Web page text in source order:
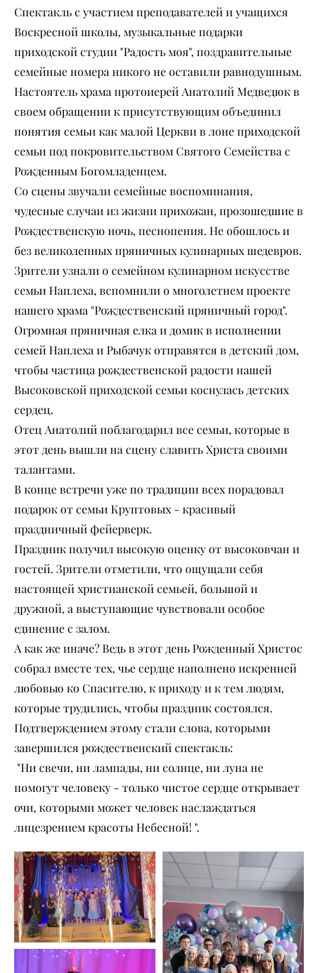
Спектакль с участием преподавателей и учащихся
Воскресной школы, музыкальные подарки
приходской студии "Радость моя", поздравительные
семейные номера никого не оставили равнодушным.
Настоятель храма протоиерей Анатолий Медведюк в
своем обращении к присутствующим объединил
понятия семьи как малой Церкви в лоне приходской
семьи под покровительством Святого Семейства с
Рожденным Богомладенцем.
Со сцены звучали семейные воспоминания,
чудесные случаи из жизни прихожан, прозошедшие в
Рождественскую ночь, песнопения. Не обошлось и
без великолепных пряничных кулинарных шедевров.
Зрители узнали о семейном кулинарном искусстве
семьи Наплеха, вспомнили о многолетнем проекте
нашего храма "Рождественский пряничный город".
Огромная пряничная елка и домик в исполнении
семей Наплеха и Рыбачук отправятся в детский дом,
чтобы частица рождественской радости нашей
Высоковской приходской семьи коснулась детских
сердец.
Отец Анатолий поблагодарил все семьи, которые в
этот день вышли на сцену славить Христа своими
талантами.
В конце встречи уже по традиции всех порадовал
подарок от семьи Круптовых - красивый
праздничный фейерверк.
Праздник получил высокую оценку от высоковчан и
гостей. Зрители отметили, что ощущали себя
настоящей христианской семьей, большой и
дружной, а выступающие чувствовали особое
единение с залом.
А как же иначе? Ведь в этот день Рожденный Христос
собрал вместе тех, чье сердце наполнено искренней
любовью ко Спасителю, к приходу и к тем людям,
которые трудились, чтобы праздник состоялся.
Подтверждением этому стали слова, которыми
завершился рождественский спектакль:
"Ни свечи, ни лампады, ни солнце, ни луна не
помогут человеку - только чистое сердце открывает
очи, которыми может человек наслаждаться
лицезрением красоты Небесной! ".